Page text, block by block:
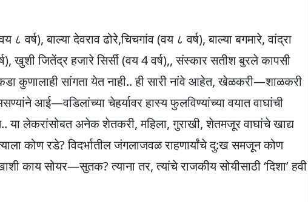
बाल्या देवराव ढोरे,चिचगांव (वय ८ वर्ष), बाल्या बगमारे, वांद्रा
खुशी जितेंद्र हजारे सिर्सी (वय 4 वर्ष),, संस्कार सतीश बुरले कापसी
कुणालाही सांगता येत नाही.. ही सारी नांवे आहेत, खेळकरी—शाळकरी
आई—वडिलांच्या चेहर्यावर हास्य फुलविण्यांच्या वयात वाघांची
या लेकरांसोबत अनेक शेतकरी, महिला, गुराखी, शेतमजूर वाघांचे खाद्य
कोण रडे? विदर्भातील जंगलाजवळ राहणार्यांचे दु:ख समजून कोण
काय सोयर—सुतक? त्याना तर, त्यांचे राजकीय सोयीसाठी ‘दिशा’ हवी